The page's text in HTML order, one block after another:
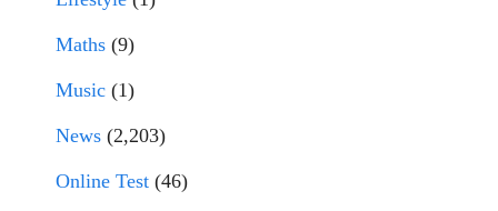
Maths (9)
Music (1)
News (2,203)
Online Test (46)